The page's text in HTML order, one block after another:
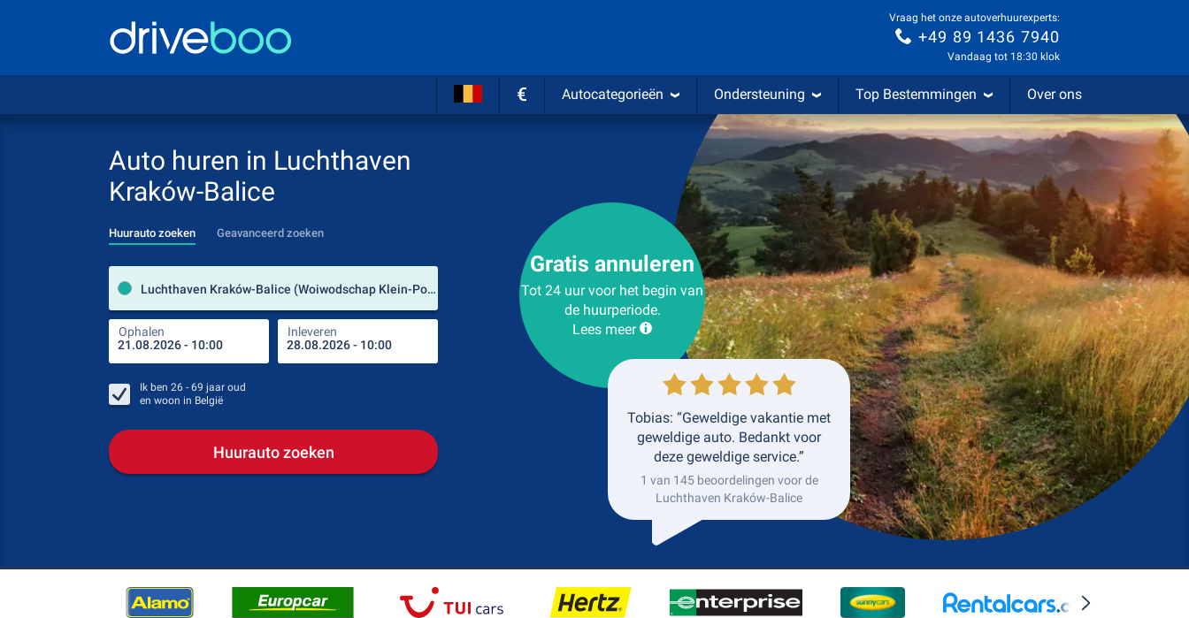
Vraag het onze autoverhuurexperts:
+49 89 1436 7940
Vandaag tot 18:30 klok
€ Autocategorieën Ondersteuning Top Bestemmingen Over ons
Auto huren in Luchthaven
Kraków-Balice
Huurauto zoeken Geavanceerd zoeken
Luchthaven Kraków-Balice (Woiwodschap Klein-Polen / Polen)
Ophalen Inleveren
Verhuurlocatie
Plaats voor teruggave
Inleveren
Ik ben 26 - 69 jaar oud
en woon in België
Huurauto zoeken
Gratis annuleren
Tot 24 uur voor het begin van
de huurperiode.
Lees meer
Tobias: “Geweldige vakantie met
geweldige auto. Bedankt voor
deze geweldige service.”
1 van 145 beoordelingen voor de
Luchthaven Kraków-Balice